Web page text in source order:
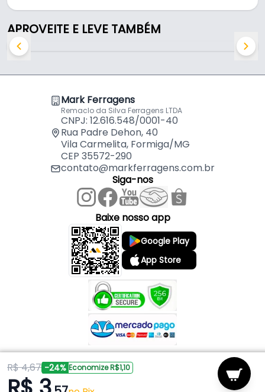
R$ 4,67 -24% Economize R$1,10
- Distância entre furos: 64 mm
- Comprimento total: 73 mm
APROVEITE E LEVE TAMBÉM
Mark Ferragens
Remaclo da Silva Ferragens LTDA
CNPJ: 12.616.548/0001-40
Rua Padre Dehon, 40
Vila Carmelita, Formiga/MG
CEP 35572-290
contato@markferragens.com.br
Siga-nos
Baixe nosso app
Google Play
App Store
Copyright © 2026 Mark Ferragens. Todos os direitos reservados.